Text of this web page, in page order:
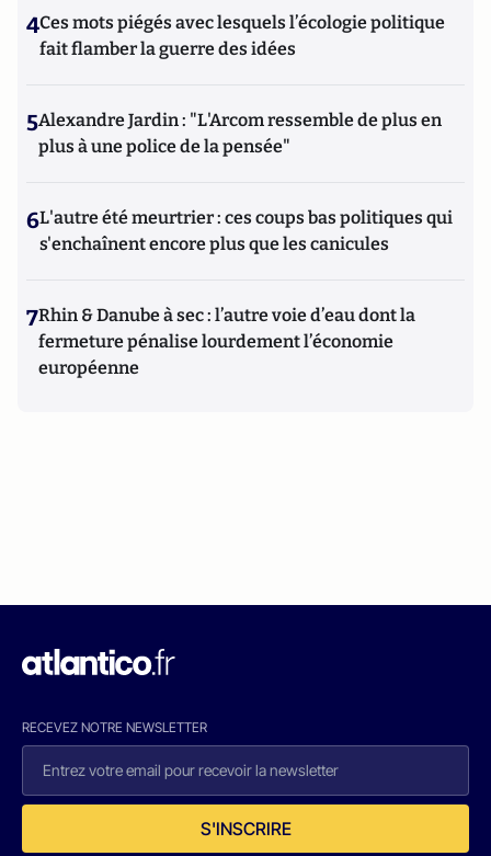
4Ces mots piégés avec lesquels l’écologie politique
fait flamber la guerre des idées
5Alexandre Jardin : "L'Arcom ressemble de plus en
plus à une police de la pensée"
6L'autre été meurtrier : ces coups bas politiques qui
s'enchaînent encore plus que les canicules
7Rhin & Danube à sec : l’autre voie d’eau dont la
fermeture pénalise lourdement l’économie
européenne
RECEVEZ NOTRE NEWSLETTER
S'INSCRIRE